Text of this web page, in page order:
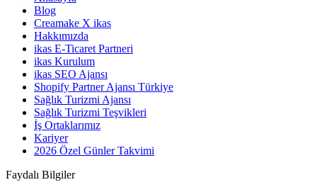
Blog
Creamake X ikas
Hakkımızda
ikas E-Ticaret Partneri
ikas Kurulum
ikas SEO Ajansı
Shopify Partner Ajansı Türkiye
Sağlık Turizmi Ajansı
Sağlık Turizmi Teşvikleri
İş Ortaklarımız
Kariyer
2026 Özel Günler Takvimi
Faydalı Bilgiler